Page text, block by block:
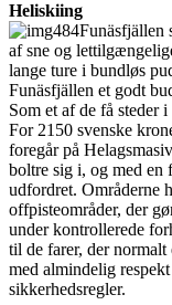
Heliskiing
Funäsfjällen
af sne og
lange ture i bundløs
Funäsfjällen et godt
Som et af de få steder
For 2150 svenske
foregår på
boltre sig i, og med en
udfordret. Områderne
offpisteområder, der
under kontrollerede
til de farer, der
med almindelig
sikkerhedsregler.